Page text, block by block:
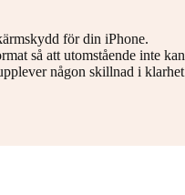
för din iPhone.
så att utomstående inte kan
någon skillnad i klarhet